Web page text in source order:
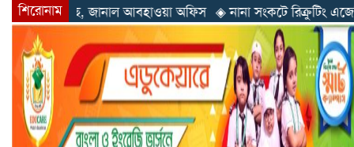
শিরোনাম
অফিস ◈ নানা সংকটে রিক্রুটিং এজেন্সি, হুমকির মুখে শ্রম রপ্তানি